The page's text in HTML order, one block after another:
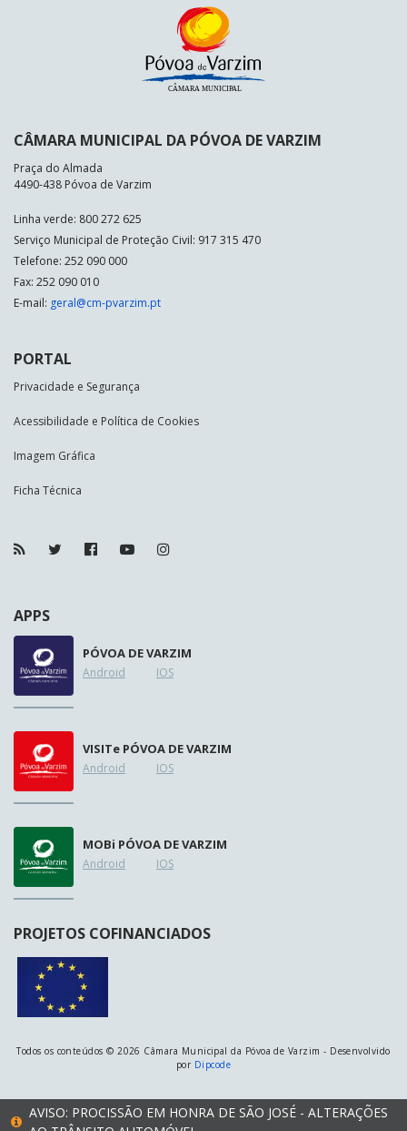
CÂMARA MUNICIPAL DA PÓVOA DE VARZIM
Praça do Almada
4490-438 Póvoa de Varzim
Linha verde: 800 272 625
Serviço Municipal de Proteção Civil: 917 315 470
Telefone: 252 090 000
Fax: 252 090 010
E-mail: geral@cm-pvarzim.pt
PORTAL
Privacidade e Segurança
Acessibilidade e Política de Cookies
Imagem Gráfica
Ficha Técnica
APPS
PÓVOA DE VARZIM
Android IOS
VISITe PÓVOA DE VARZIM
Android IOS
MOBi PÓVOA DE VARZIM
Android IOS
PROJETOS COFINANCIADOS
Todos os conteúdos © 2026 Câmara Municipal da Póvoa de Varzim - Desenvolvido
por Dipcode
AVISO: PROCISSÃO EM HONRA DE SÃO JOSÉ - ALTERAÇÕES